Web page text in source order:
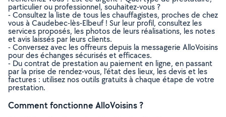
particulier ou professionnel, souhaitez-vous ?
- Consultez la liste de tous les chauffagistes, proches de chez
vous à Caudebec-lès-Elbeuf ! Sur leur profil, consultez les
services proposés, les photos de leurs réalisations, les notes
et avis laissés par leurs clients.
- Conversez avec les offreurs depuis la messagerie AlloVoisins
pour des échanges sécurisés et efficaces.
- Du contrat de prestation au paiement en ligne, en passant
par la prise de rendez-vous, l’état des lieux, les devis et les
factures : utilisez nos outils gratuits à chaque étape de votre
prestation.
Comment fonctionne AlloVoisins ?